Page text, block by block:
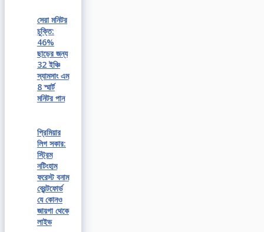
সেরা মনিটর
চুক্তি:
46%
ছাড়ের জন্য
32 ইঞ্চি
স্যামসাং এম
8 স্মার্ট
মনিটর পান
প্রিমিয়ার
লিগ সকার:
স্ট্রিম
নটিংহাম
ফরেস্ট বনাম
ব্রেন্টফোর্ড
যে কোনও
জায়গা থেকে
লাইভ